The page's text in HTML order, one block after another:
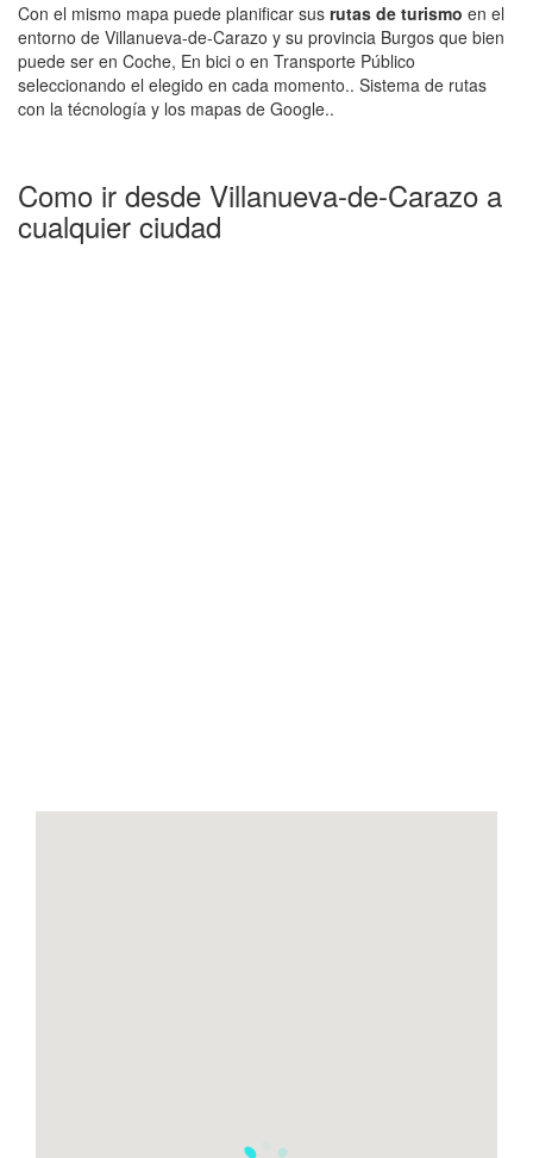
Con el mismo mapa puede planificar sus rutas de turismo en el
entorno de Villanueva-de-Carazo y su provincia Burgos que bien
puede ser en Coche, En bici o en Transporte Público
seleccionando el elegido en cada momento.. Sistema de rutas
con la técnología y los mapas de Google..
Como ir desde Villanueva-de-Carazo a
cualquier ciudad